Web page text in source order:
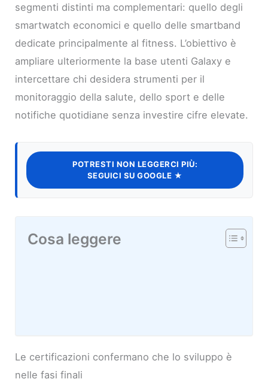
segmenti distinti ma complementari: quello degli
smartwatch economici e quello delle smartband
dedicate principalmente al fitness. L’obiettivo è
ampliare ulteriormente la base utenti Galaxy e
intercettare chi desidera strumenti per il
monitoraggio della salute, dello sport e delle
notifiche quotidiane senza investire cifre elevate.
POTRESTI NON LEGGERCI PIÙ:
SEGUICI SU GOOGLE ★
Cosa leggere
Le certificazioni confermano che lo sviluppo è
nelle fasi finali